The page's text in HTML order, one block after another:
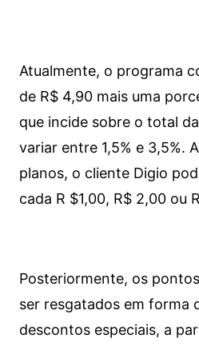
Atualmente, o programa
de R$ 4,90 mais uma
que incide sobre o total
variar entre 1,5% e 3,5%.
planos, o cliente Digio
cada R $1,00, R$ 2,00 ou
Posteriormente, os
ser resgatados em forma
descontos especiais, a